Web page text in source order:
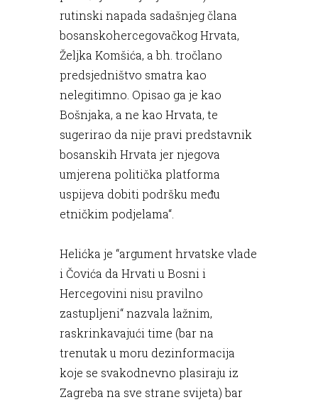
rutinski napada sadašnjeg člana
bosanskohercegovačkog Hrvata,
Željka Komšića, a bh. tročlano
predsjedništvo smatra kao
nelegitimno. Opisao ga je kao
Bošnjaka, a ne kao Hrvata, te
sugerirao da nije pravi predstavnik
bosanskih Hrvata jer njegova
umjerena politička platforma
uspijeva dobiti podršku među
etničkim podjelama“.
Helićka je “argument hrvatske vlade
i Čovića da Hrvati u Bosni i
Hercegovini nisu pravilno
zastupljeni“ nazvala lažnim,
raskrinkavajući time (bar na
trenutak u moru dezinformacija
koje se svakodnevno plasiraju iz
Zagreba na sve strane svijeta) bar